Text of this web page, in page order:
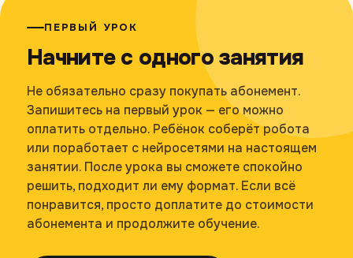
ПЕРВЫЙ УРОК
Начните с одного занятия
Не обязательно сразу покупать абонемент.
Запишитесь на первый урок — его можно
оплатить отдельно. Ребёнок соберёт робота
или поработает с нейросетями на настоящем
занятии. После урока вы сможете спокойно
решить, подходит ли ему формат. Если всё
понравится, просто доплатите до стоимости
абонемента и продолжите обучение.